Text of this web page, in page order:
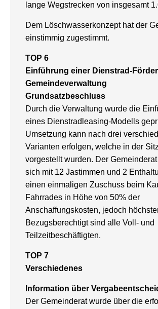
lange Wegstrecken von insgesamt
Dem Löschwasserkonzept hat der
einstimmig zugestimmt.
TOP 6
Einführung einer Dienstrad-
Gemeindeverwaltung
Grundsatzbeschluss
Durch die Verwaltung wurde die
eines Dienstradleasing-Modells
Umsetzung kann nach drei
Varianten erfolgen, welche in der
vorgestellt wurden. Der
sich mit 12 Jastimmen und 2
einen einmaligen Zuschuss beim
Fahrrades in Höhe von 50% der
Anschaffungskosten, jedoch
Bezugsberechtigt sind alle Voll- und
Teilzeitbeschäftigten.
TOP 7
Verschiedenes
Information über
Der Gemeinderat wurde über die